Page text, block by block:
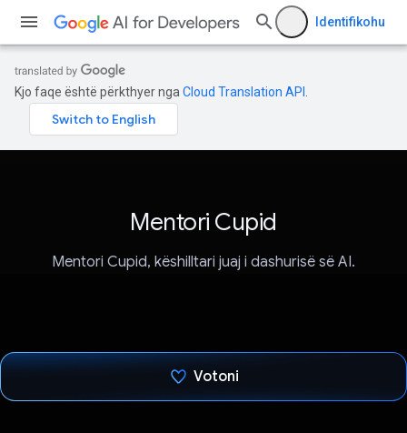
Identifikohu
Kjo faqe është përkthyer nga Cloud Translation API
Mentori Cupid
Mentori Cupid, këshilltari juaj i dashurisë së AI.
Votoni